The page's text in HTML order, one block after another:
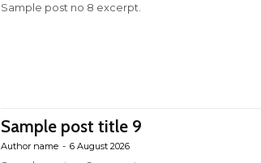
Sample post no 8 excerpt.
Sample post title 9
Author name - 6 August 2026